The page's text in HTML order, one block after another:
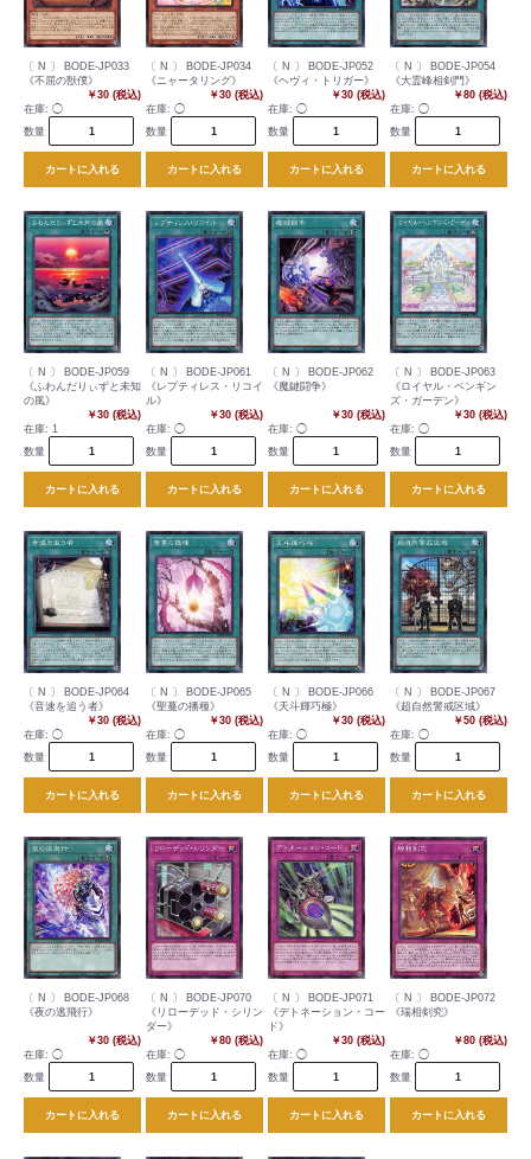
〔 N 〕 BODE-JP033
《不屈の獣僕》
￥30 (税込)
在庫: ◯
数量
カートに入れる
〔 N 〕 BODE-JP034
《ニャータリング》
￥30 (税込)
在庫: ◯
数量
カートに入れる
〔 N 〕 BODE-JP052
《ヘヴィ・トリガー》
￥30 (税込)
在庫: ◯
数量
カートに入れる
〔 N 〕 BODE-JP054
《大霊峰相剣門》
￥80 (税込)
在庫: ◯
数量
カートに入れる
〔 N 〕 BODE-JP059
《ふわんだりぃずと未知
の風》
￥30 (税込)
在庫: 1
数量
カートに入れる
〔 N 〕 BODE-JP061
《レプティレス・リコイ
ル》
￥30 (税込)
在庫: ◯
数量
カートに入れる
〔 N 〕 BODE-JP062
《魔鍵闘争》
￥30 (税込)
在庫: ◯
数量
カートに入れる
〔 N 〕 BODE-JP063
《ロイヤル・ペンギン
ズ・ガーデン》
￥30 (税込)
在庫: ◯
数量
カートに入れる
〔 N 〕 BODE-JP064
《音速を追う者》
￥30 (税込)
在庫: ◯
数量
カートに入れる
〔 N 〕 BODE-JP065
《聖蔓の播種》
￥30 (税込)
在庫: ◯
数量
カートに入れる
〔 N 〕 BODE-JP066
《天斗輝巧極》
￥30 (税込)
在庫: ◯
数量
カートに入れる
〔 N 〕 BODE-JP067
《超自然警戒区域》
￥50 (税込)
在庫: ◯
数量
カートに入れる
〔 N 〕 BODE-JP068
《夜の逃飛行》
￥30 (税込)
在庫: ◯
数量
カートに入れる
〔 N 〕 BODE-JP070
《リローデッド・シリン
ダー》
￥80 (税込)
在庫: ◯
数量
カートに入れる
〔 N 〕 BODE-JP071
《デトネーション・コー
ド》
￥30 (税込)
在庫: ◯
数量
カートに入れる
〔 N 〕 BODE-JP072
《瑞相剣究》
￥80 (税込)
在庫: ◯
数量
カートに入れる